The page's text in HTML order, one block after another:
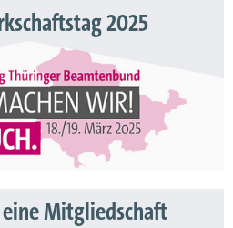
2025
Mitgliedschaft